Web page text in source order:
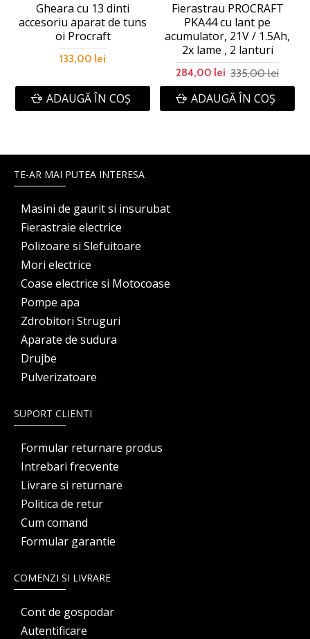
Gheara cu 13 dinti
accesoriu aparat de tuns
oi Procraft
133,00 lei
ADAUGĂ ÎN COŞ
Fierastrau PROCRAFT
PKA44 cu lant pe
acumulator, 21V / 1.5Ah,
2x lame , 2 lanturi
284,00 lei 335,00 lei
ADAUGĂ ÎN COŞ
TE-AR MAI PUTEA INTERESA
Masini de gaurit si insurubat
Fierastraie electrice
Polizoare si Slefuitoare
Mori electrice
Coase electrice si Motocoase
Pompe apa
Zdrobitori Struguri
Aparate de sudura
Drujbe
Pulverizatoare
SUPORT CLIENTI
Formular returnare produs
Intrebari frecvente
Livrare si returnare
Politica de retur
Cum comand
Formular garantie
COMENZI SI LIVRARE
Cont de gospodar
Autentificare